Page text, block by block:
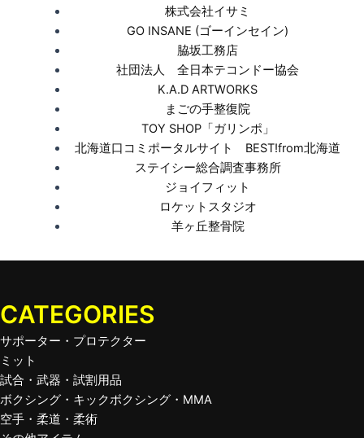
株式会社イサミ
GO INSANE (ゴーインセイン)
脇坂工務店
社団法人 全日本テコンドー協会
K.A.D ARTWORKS
まごの手整復院
TOY SHOP「ガリンポ」
北海道口コミポータルサイト BEST!from北海道
ステイシー総合調査事務所
ジョイフィット
ロケットスタジオ
羊ヶ丘整骨院
CATEGORIES
サポーター・プロテクター
ミット
試合・武器・試割用品
ボクシング・キックボクシング・MMA
空手・柔道・柔術